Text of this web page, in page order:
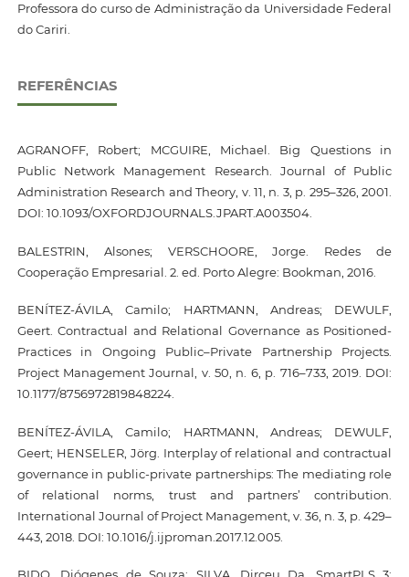
Professora do curso de Administração da Universidade Federal
do Cariri.
REFERÊNCIAS
AGRANOFF, Robert; MCGUIRE, Michael. Big Questions in
Public Network Management Research. Journal of Public
Administration Research and Theory, v. 11, n. 3, p. 295–326, 2001.
DOI: 10.1093/OXFORDJOURNALS.JPART.A003504.
BALESTRIN, Alsones; VERSCHOORE, Jorge. Redes de
Cooperação Empresarial. 2. ed. Porto Alegre: Bookman, 2016.
BENÍTEZ-ÁVILA, Camilo; HARTMANN, Andreas; DEWULF,
Geert. Contractual and Relational Governance as Positioned-
Practices in Ongoing Public–Private Partnership Projects.
Project Management Journal, v. 50, n. 6, p. 716–733, 2019. DOI:
10.1177/8756972819848224.
BENÍTEZ-ÁVILA, Camilo; HARTMANN, Andreas; DEWULF,
Geert; HENSELER, Jörg. Interplay of relational and contractual
governance in public-private partnerships: The mediating role
of relational norms, trust and partners’ contribution.
International Journal of Project Management, v. 36, n. 3, p. 429–
443, 2018. DOI: 10.1016/j.ijproman.2017.12.005.